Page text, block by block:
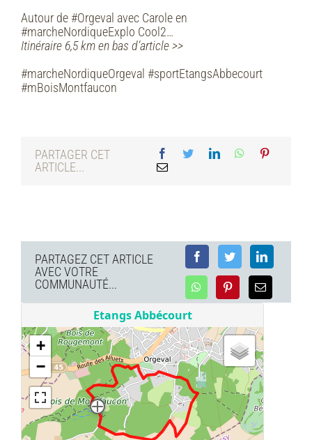
Autour de #Orgeval avec Carole en
#marcheNordiqueExplo Cool2…
Itinéraire 6,5 km en bas d’article >>
#marcheNordiqueOrgeval #sportEtangsAbbecourt
#mBoisMontfaucon
PARTAGER CET
ARTICLE...
PARTAGEZ CET ARTICLE
AVEC VOTRE
COMMUNAUTÉ...